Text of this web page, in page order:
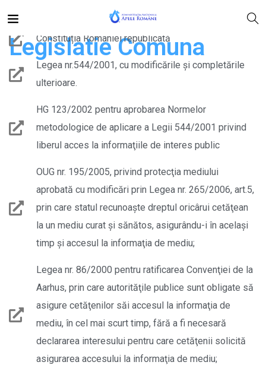
Legislatie Comuna
Constituția României republicată
Legea nr.544/2001, cu modificările şi completările
ulterioare.
HG 123/2002 pentru aprobarea Normelor
metodologice de aplicare a Legii 544/2001 privind
liberul acces la informaţiile de interes public
OUG nr. 195/2005, privind protecţia mediului
aprobată cu modificări prin Legea nr. 265/2006, art.5,
prin care statul recunoaşte dreptul oricârui cetăţean
la un mediu curat şi sănătos, asigurându-i în acelaşi
timp şi accesul la informaţia de mediu;
Legea nr. 86/2000 pentru ratificarea Convenţiei de la
Aarhus, prin care autorităţile publice sunt obligate să
asigure cetăţenilor săi accesul la informaţia de
mediu, în cel mai scurt timp, fără a fi necesară
declararea interesului pentru care cetăţenii solicită
asigurarea accesului la informaţia de mediu;